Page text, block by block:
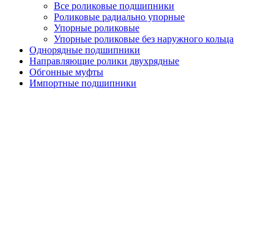
Все роликовые подшипники
Роликовые радиально упорные
Упорные роликовые
Упорные роликовые без наружного кольца
Однорядные подшипники
Направляющие ролики двухрядные
Обгонные муфты
Импортные подшипники